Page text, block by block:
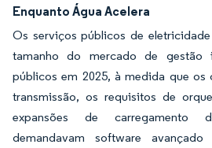
Enquanto Água Acelera
Os serviços públicos de
tamanho do mercado de gestão
públicos em 2025, à medida que os
transmissão, os requisitos de
expansões de carregamento
demandavam software